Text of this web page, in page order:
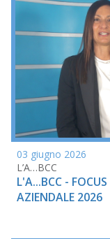
03 giugno 2026
L’A…BCC
L'A...BCC -
AZIENDALE 2026